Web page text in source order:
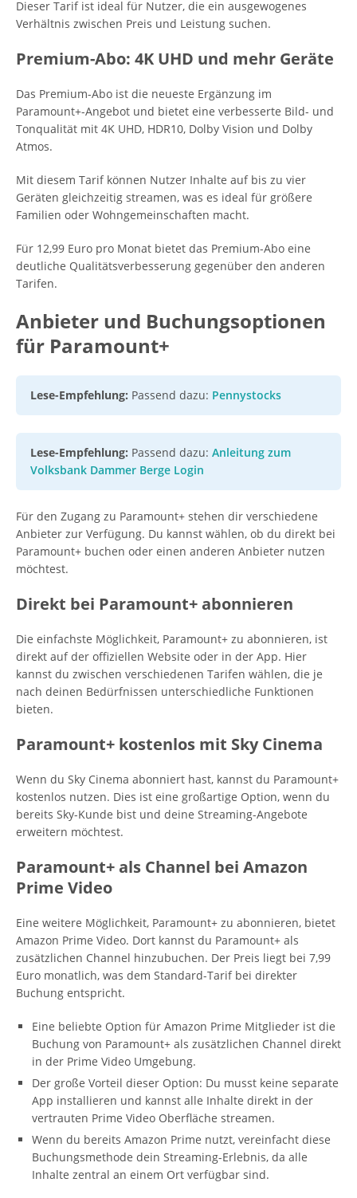
Dieser Tarif ist ideal für Nutzer, die ein ausgewogenes
Verhältnis zwischen Preis und Leistung suchen.
Premium-Abo: 4K UHD und mehr Geräte
Das Premium-Abo ist die neueste Ergänzung im
Paramount+-Angebot und bietet eine verbesserte Bild- und
Tonqualität mit 4K UHD, HDR10, Dolby Vision und Dolby
Atmos.
Mit diesem Tarif können Nutzer Inhalte auf bis zu vier
Geräten gleichzeitig streamen, was es ideal für größere
Familien oder Wohngemeinschaften macht.
Für 12,99 Euro pro Monat bietet das Premium-Abo eine
deutliche Qualitätsverbesserung gegenüber den anderen
Tarifen.
Anbieter und Buchungsoptionen
für Paramount+
Lese-Empfehlung: Passend dazu: Pennystocks
Lese-Empfehlung: Passend dazu: Anleitung zum
Volksbank Dammer Berge Login
Für den Zugang zu Paramount+ stehen dir verschiedene
Anbieter zur Verfügung. Du kannst wählen, ob du direkt bei
Paramount+ buchen oder einen anderen Anbieter nutzen
möchtest.
Direkt bei Paramount+ abonnieren
Die einfachste Möglichkeit, Paramount+ zu abonnieren, ist
direkt auf der offiziellen Website oder in der App. Hier
kannst du zwischen verschiedenen Tarifen wählen, die je
nach deinen Bedürfnissen unterschiedliche Funktionen
bieten.
Paramount+ kostenlos mit Sky Cinema
Wenn du Sky Cinema abonniert hast, kannst du Paramount+
kostenlos nutzen. Dies ist eine großartige Option, wenn du
bereits Sky-Kunde bist und deine Streaming-Angebote
erweitern möchtest.
Paramount+ als Channel bei Amazon
Prime Video
Eine weitere Möglichkeit, Paramount+ zu abonnieren, bietet
Amazon Prime Video. Dort kannst du Paramount+ als
zusätzlichen Channel hinzubuchen. Der Preis liegt bei 7,99
Euro monatlich, was dem Standard-Tarif bei direkter
Buchung entspricht.
Eine beliebte Option für Amazon Prime Mitglieder ist die
Buchung von Paramount+ als zusätzlichen Channel direkt
in der Prime Video Umgebung.
Der große Vorteil dieser Option: Du musst keine separate
App installieren und kannst alle Inhalte direkt in der
vertrauten Prime Video Oberfläche streamen.
Wenn du bereits Amazon Prime nutzt, vereinfacht diese
Buchungsmethode dein Streaming-Erlebnis, da alle
Inhalte zentral an einem Ort verfügbar sind.